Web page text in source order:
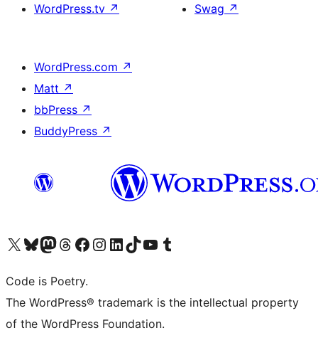
WordPress.tv ↗
Swag ↗
WordPress.com ↗
Matt ↗
bbPress ↗
BuddyPress ↗
Visita il nostro account X (ex Twitter)
Visita il nostro account Bluesky
Visita il nostro account Mastodon
Visita il nostro account Threads
Visita la nostra pagina Facebook
Visita il nostro account Instagram
Visita il nostro account LinkedIn
Visita il nostro account TikTok
Visita il nostro canale YouTube
Visita il nostro account Tumblr
Code is Poetry.
The WordPress® trademark is the intellectual property
of the WordPress Foundation.